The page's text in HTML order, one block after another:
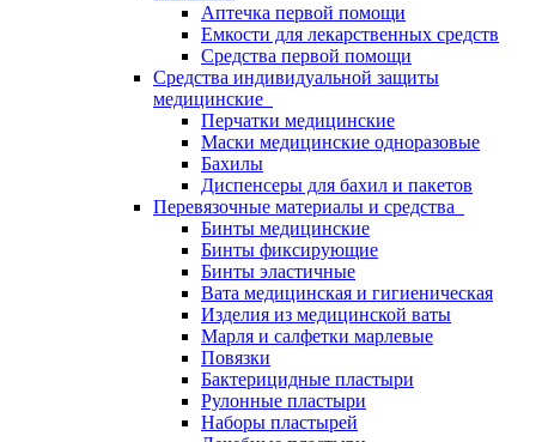
Аптечка первой помощи
Емкости для лекарственных средств
Средства первой помощи
Средства индивидуальной защиты
медицинские
Перчатки медицинские
Маски медицинские одноразовые
Бахилы
Диспенсеры для бахил и пакетов
Перевязочные материалы и средства
Бинты медицинские
Бинты фиксирующие
Бинты эластичные
Вата медицинская и гигиеническая
Изделия из медицинской ваты
Марля и салфетки марлевые
Повязки
Бактерицидные пластыри
Рулонные пластыри
Наборы пластырей